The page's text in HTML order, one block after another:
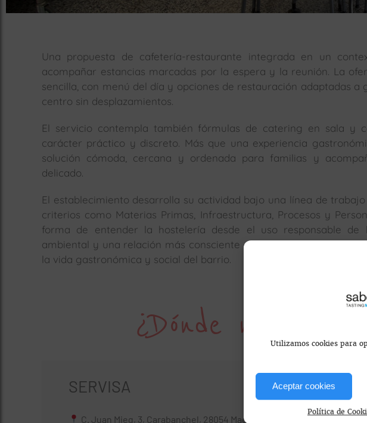
Utilizamos cookies para
Aceptar cookies
Política de
Una propuesta de cafetería-restaurante integrada en un
acompañar estancias marcadas por la espera y la reunión. La
sencilla, con menú del día y opciones de restauración adaptadas
centro sin desplazamientos.
El servicio contempla también fórmulas de catering en sala y
carácter práctico y discreto. Más que una experiencia
solución cómoda, cercana y ordenada para familias y
delicado.
El establecimiento desarrolla su actividad bajo una línea de
criterios como Materias Primas, Infraestructura, Procesos y
forma de entender la hostelería desde el uso responsable de
ambiental y una relación más consciente con el entorno,
la vida gastronómica y social del barrio.
¿Dónde nos
SERVISA
C. Juan Mieg, 3, Carabanchel, 28054 Madrid, España